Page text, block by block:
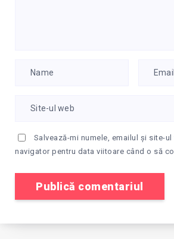
Salvează-mi numele, emailul și site-
navigator pentru data viitoare când o să